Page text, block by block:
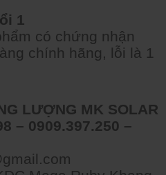
1
có chứng nhận
chính hãng, lỗi là 1
LƯỢNG MK SOLAR
– 0909.397.250 –